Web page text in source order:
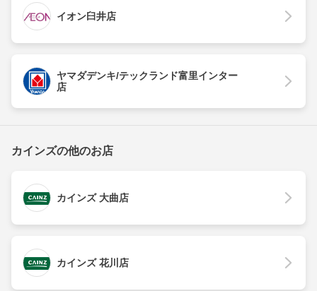
イオン臼井店
ヤマダデンキ/テックランド富里インター
店
カインズの他のお店
カインズ 大曲店
カインズ 花川店